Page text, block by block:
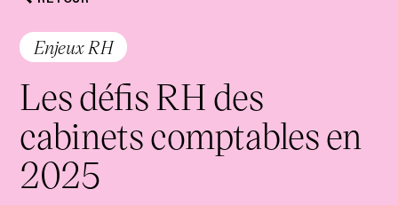
Enjeux RH
Les défis RH des
cabinets comptables en
2025